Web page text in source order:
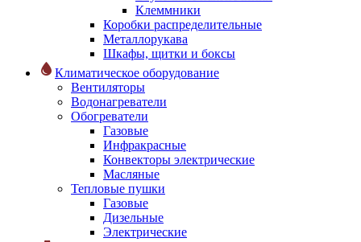
Клеммники
Коробки распределительные
Металлорукава
Шкафы, щитки и боксы
Климатическое оборудование
Вентиляторы
Водонагреватели
Обогреватели
Газовые
Инфракрасные
Конвекторы электрические
Масляные
Тепловые пушки
Газовые
Дизельные
Электрические